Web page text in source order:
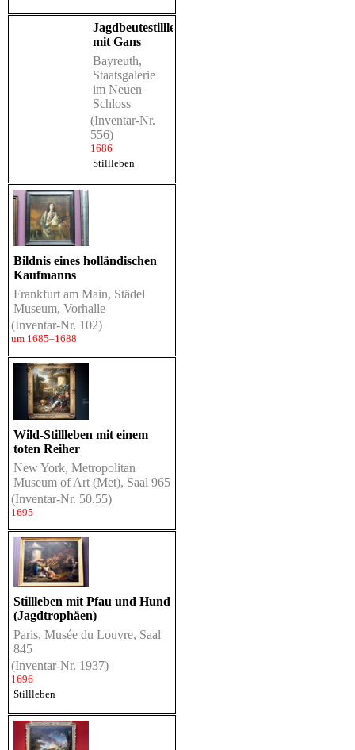
Jagdbeutestillleben
mit Gans
Bayreuth,
Staatsgalerie
im Neuen
Schloss
(Inventar-Nr.
556)
1686
Stillleben
Bildnis eines holländischen
Kaufmanns
Frankfurt am Main, Städel
Museum, Vorhalle
(Inventar-Nr. 102)
um 1685–1688
Wild-Stillleben mit einem
toten Reiher
New York, Metropolitan
Museum of Art (Met), Saal 965
(Inventar-Nr. 50.55)
1695
Stillleben mit Pfau und Hund
(Jagdtrophäen)
Paris, Musée du Louvre, Saal
845
(Inventar-Nr. 1937)
1696
Stillleben